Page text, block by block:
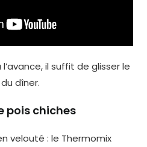
il suffit de glisser le
dîner.
pois chiches
velouté : le Thermomix